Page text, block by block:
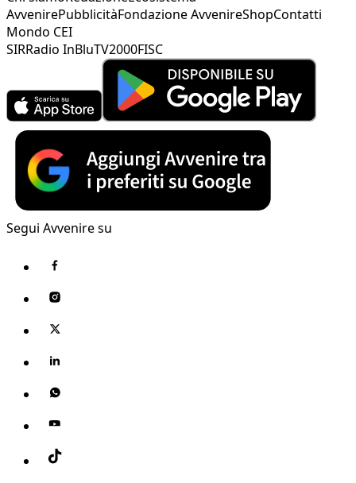
AvvenirePubblicitàFondazione AvvenireShopContatti
Mondo CEI
SIRRadio InBluTV2000FISC
Segui Avvenire su